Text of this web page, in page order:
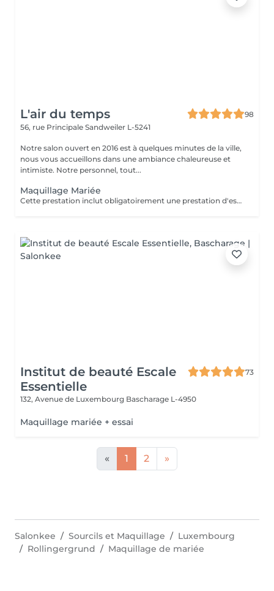
L'air du temps
98
56, rue Principale Sandweiler L-5241
Notre salon ouvert en 2016 est à quelques minutes de la ville,
nous vous accueillons dans une ambiance chaleureuse et
intimiste. Notre personnel, tout...
Maquillage Mariée
Cette prestation inclut obligatoirement une prestation d'essai au préalable, un ou deux jours avant l'évènement.
Institut de beauté Escale
Essentielle
73
132, Avenue de Luxembourg Bascharage L-4950
Maquillage mariée + essai
« 1 2 »
Salonkee Sourcils et Maquillage
Luxembourg
Rollingergrund
Maquillage de mariée